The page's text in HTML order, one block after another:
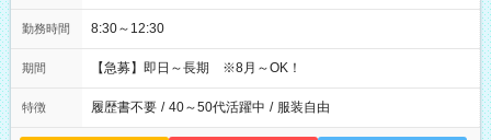
勤務時間 8:30～12:30
期間 【急募】即日～長期 ※8月～OK！
特徴 履歴書不要 / 40～50代活躍中 / 服装自由